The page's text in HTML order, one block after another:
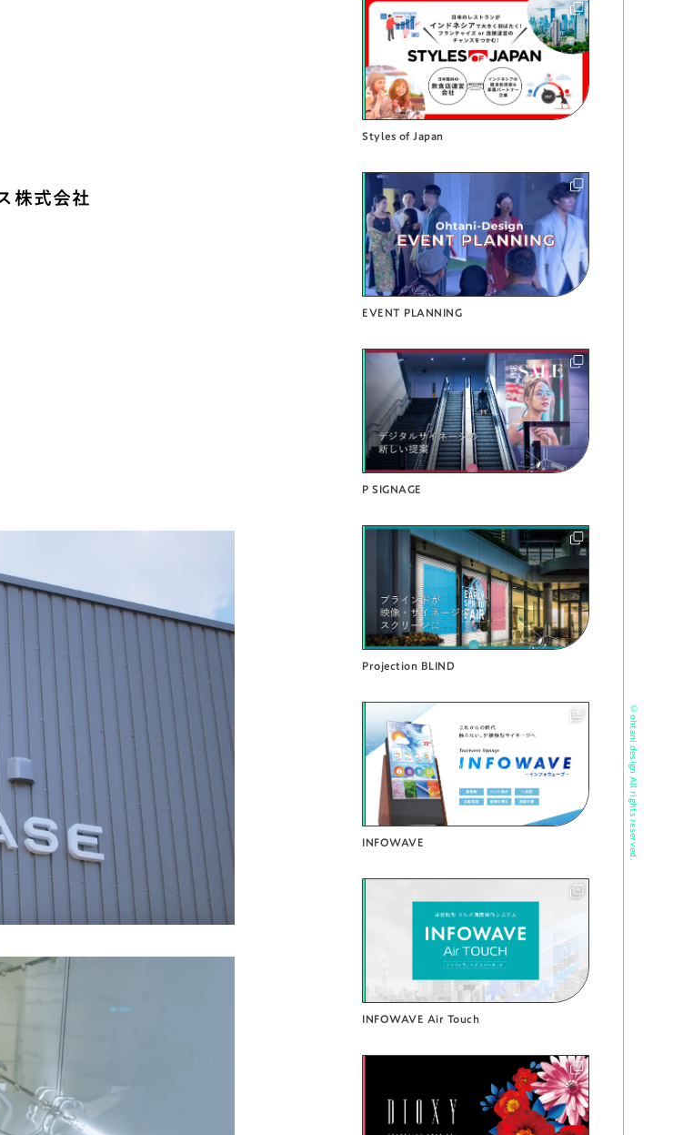
株式会社
Styles of Japan
EVENT PLANNING
P SIGNAGE
Projection BLIND
INFOWAVE
INFOWAVE Air Touch
© ohtani design All rights reserved.